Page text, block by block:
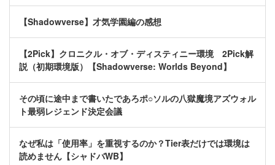
【Shadowverse】才気学園編の感想
【2Pick】クロニクル・オブ・ディスティニー環境 2Pick解
説（初期環境版）【Shadowverse: Worlds Beyond】
その頃に途中まで書いたであろポ○ソルの八獄魔境アズウォル
ト最弱レジェンド決定会議
なぜ私は「使用率」を重視するのか？Tier表だけでは環境は
読めません【シャドバWB】